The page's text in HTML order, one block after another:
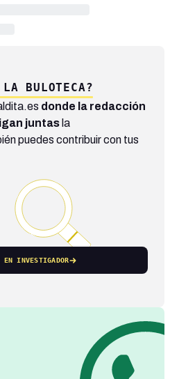
LA BULOTECA?
donde la redacción
juntas la
puedes contribuir con tus
EN INVESTIGADOR